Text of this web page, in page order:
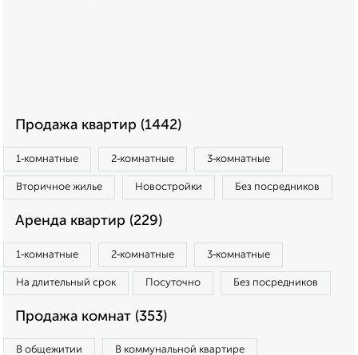
Продажа квартир (1442)
1‑комнатные 2‑комнатные 3‑комнатные
Вторичное жилье Новостройки Без посредников
Аренда квартир (229)
1‑комнатные 2‑комнатные 3‑комнатные
На длительный срок Посуточно Без посредников
Продажа комнат (353)
В общежитии В коммунальной квартире